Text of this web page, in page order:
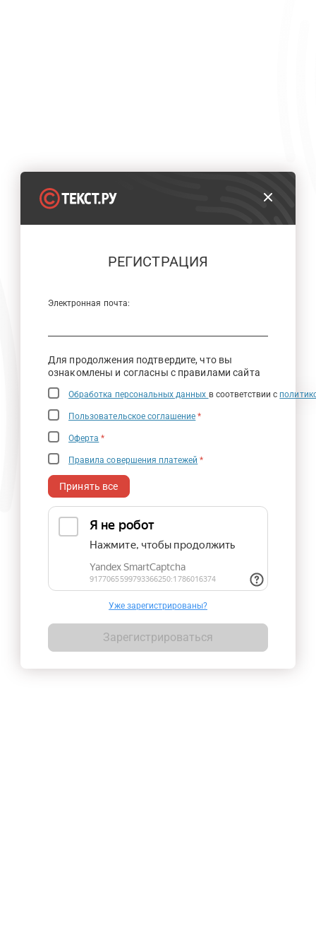
РЕГИСТРАЦИЯ
Электронная почта:
Для продолжения подтвердите, что вы
ознакомлены и согласны с правилами сайта
Обработка персональных данных в соответствии с
Пользовательское соглашение *
Оферта *
Правила совершения платежей *
Принять все
Уже зарегистрированы?
Зарегистрироваться